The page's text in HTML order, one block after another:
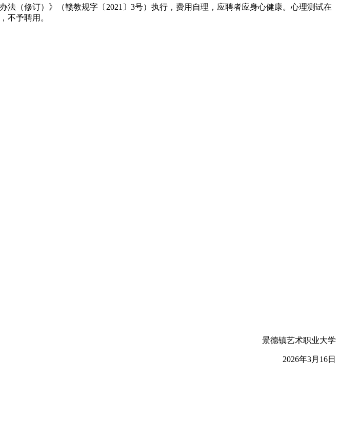
（修订）》（赣教规字〔2021〕3号）执行，费用自理，应聘者应身心健康。心理测试在
不予聘用。
景德镇艺术职业大学
2026年3月16日